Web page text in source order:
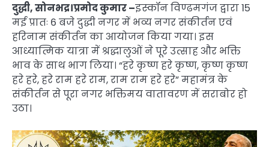
दुद्धी, सोनभद्र।प्रमोद कुमार –इस्कॉन विण्ढमगंज द्वारा 15
मई प्रातः 6 बजे दुद्धी नगर में भव्य नगर संकीर्तन एवं
हरिनाम संकीर्तन का आयोजन किया गया। इस
आध्यात्मिक यात्रा में श्रद्धालुओं ने पूरे उत्साह और भक्ति
भाव के साथ भाग लिया। “हरे कृष्ण हरे कृष्ण, कृष्ण कृष्ण
हरे हरे, हरे राम हरे राम, राम राम हरे हरे” महामंत्र के
संकीर्तन से पूरा नगर भक्तिमय वातावरण में सराबोर हो
उठा।